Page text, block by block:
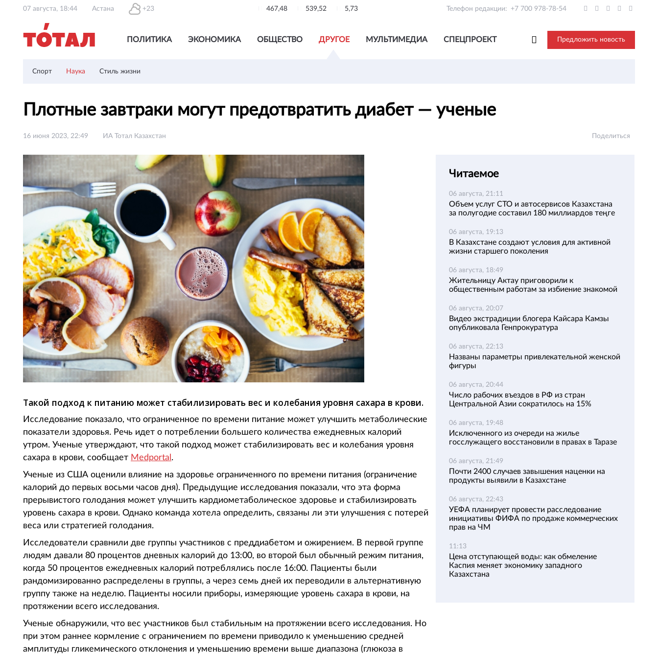
07 августа, 18:44 Астана +23 467,48 539,52 5,73 Телефон редакции: +7 700 978-78-54
ПОЛИТИКА ЭКОНОМИКА ОБЩЕСТВО ДРУГОЕ МУЛЬТИМЕДИА СПЕЦПРОЕКТ Предложить новость
Спорт Наука Стиль жизни
Плотные завтраки могут предотвратить диабет — ученые
16 июня 2023, 22:49 ИА Тотал Казахстан Поделиться
Такой подход к питанию может стабилизировать вес и колебания уровня сахара в крови.
Исследование показало, что ограниченное по времени питание может улучшить метаболические
показатели здоровья. Речь идет о потреблении большего количества ежедневных калорий
утром. Ученые утверждают, что такой подход может стабилизировать вес и колебания уровня
сахара в крови, сообщает Medportal .
Ученые из США оценили влияние на здоровье ограниченного по времени питания (ограничение
калорий до первых восьми часов дня). Предыдущие исследования показали, что эта форма
прерывистого голодания может улучшить кардиометаболическое здоровье и стабилизировать
уровень сахара в крови. Однако команда хотела определить, связаны ли эти улучшения с потерей
веса или стратегией голодания.
Исследователи сравнили две группы участников с преддиабетом и ожирением. В первой группе
людям давали 80 процентов дневных калорий до 13:00, во второй был обычный режим питания,
когда 50 процентов ежедневных калорий потреблялись после 16:00. Пациенты были
рандомизированно распределены в группы, а через семь дней их переводили в альтернативную
группу также на неделю. Пациенты носили приборы, измеряющие уровень сахара в крови, на
протяжении всего исследования.
Ученые обнаружили, что вес участников был стабильным на протяжении всего исследования. Но
при этом раннее кормление с ограничением по времени приводило к уменьшению средней
амплитуды гликемического отклонения и уменьшению времени выше диапазона (глюкоза в
Читаемое
06 августа, 21:11
Объем услуг СТО и автосервисов Казахстана
за полугодие составил 180 миллиардов теңге
06 августа, 19:13
В Казахстане создают условия для активной
жизни старшего поколения
06 августа, 18:49
Жительницу Актау приговорили к
общественным работам за избиение знакомой
06 августа, 20:07
Видео экстрадиции блогера Кайсара Камзы
опубликовала Генпрокуратура
06 августа, 22:13
Названы параметры привлекательной женской
фигуры
06 августа, 20:44
Число рабочих въездов в РФ из стран
Центральной Азии сократилось на 15%
06 августа, 19:48
Исключенного из очереди на жилье
госслужащего восстановили в правах в Таразе
06 августа, 21:49
Почти 2400 случаев завышения наценки на
продукты выявили в Казахстане
06 августа, 22:43
УЕФА планирует провести расследование
инициативы ФИФА по продаже коммерческих
прав на ЧМ
11:13
Цена отступающей воды: как обмеление
Каспия меняет экономику западного
Казахстана